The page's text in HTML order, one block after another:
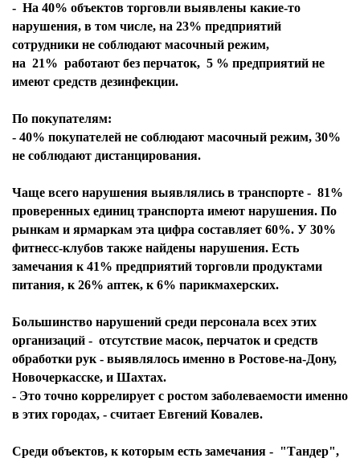
- На 40% объектов торговли выявлены какие-то
нарушения, в том числе, на 23% предприятий
сотрудники не соблюдают масочный режим,
на 21% работают без перчаток, 5 % предприятий не
имеют средств дезинфекции.
По покупателям:
- 40% покупателей не соблюдают масочный режим, 30%
не соблюдают дистанцирования.
Чаще всего нарушения выявлялись в транспорте - 81%
проверенных единиц транспорта имеют нарушения. По
рынкам и ярмаркам эта цифра составляет 60%. У 30%
фитнесс-клубов также найдены нарушения. Есть
замечания к 41% предприятий торговли продуктами
питания, к 26% аптек, к 6% парикмахерских.
Большинство нарушений среди персонала всех этих
организаций - отсутствие масок, перчаток и средств
обработки рук - выявлялось именно в Ростове-на-Дону,
Новочеркасске, и Шахтах.
- Это точно коррелирует с ростом заболеваемости именно
в этих городах, - считает Евгений Ковалев.
Среди объектов, к которым есть замечания - "Тандер",